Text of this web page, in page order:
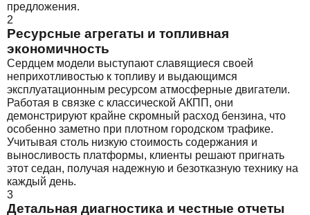
предложения.
2
Ресурсные агрегаты и топливная
экономичность
Сердцем модели выступают славящиеся своей
неприхотливостью к топливу и выдающимся
эксплуатационным ресурсом атмосферные двигатели.
Работая в связке с классической АКПП, они
демонстрируют крайне скромный расход бензина, что
особенно заметно при плотном городском трафике.
Учитывая столь низкую стоимость содержания и
выносливость платформы, клиенты решают пригнать
этот седан, получая надежную и безотказную технику на
каждый день.
3
Детальная диагностика и честные отчеты